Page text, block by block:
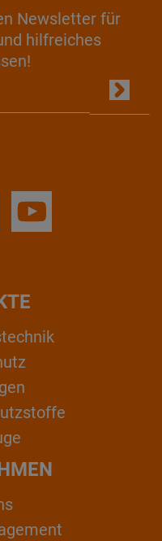
Newsletter für
hilfreiches